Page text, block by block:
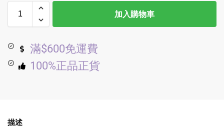
加入購物車
滿$600免運費
100%正品正貨
描述